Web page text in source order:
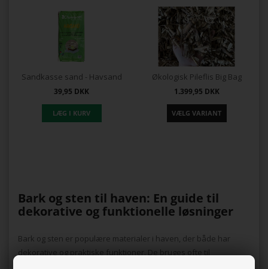
Sandkasse sand - Havsand
39,95 DKK
Økologisk Pileflis Big Bag
1.399,95 DKK
Bark og sten til haven: En guide til
dekorative og funktionelle løsninger
Bark og sten er populære materialer i haven, der både har
dekorative og praktiske funktioner. De bruges ofte til